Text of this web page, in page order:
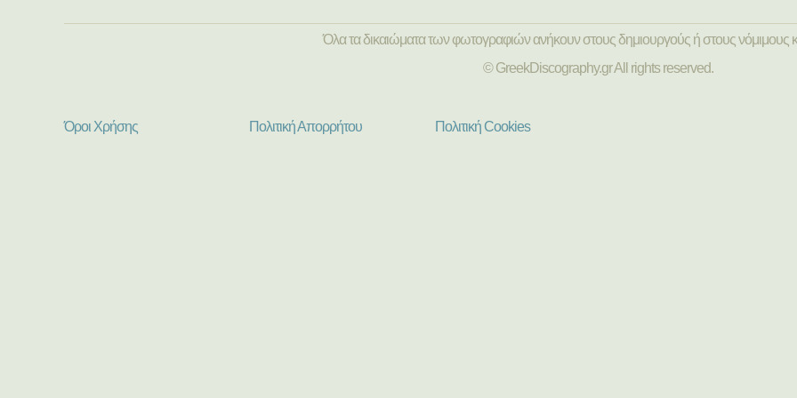
Όλα τα δικαιώματα των φωτογραφιών ανήκουν στους δημιουργούς ή στους νόμιμους
© GreekDiscography.gr All rights reserved.
Όροι Χρήσης Πολιτική Απορρήτου Πολιτική Cookies